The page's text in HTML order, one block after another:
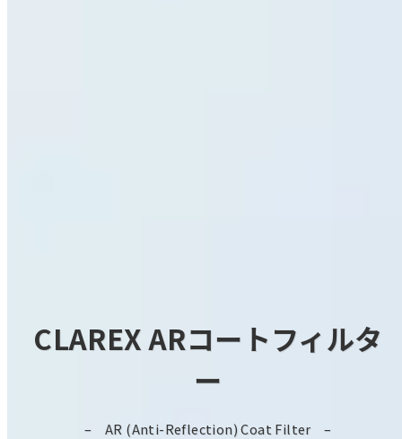
CLAREX ARコートフィルタ
ー
AR (Anti-Reflection) Coat Filter